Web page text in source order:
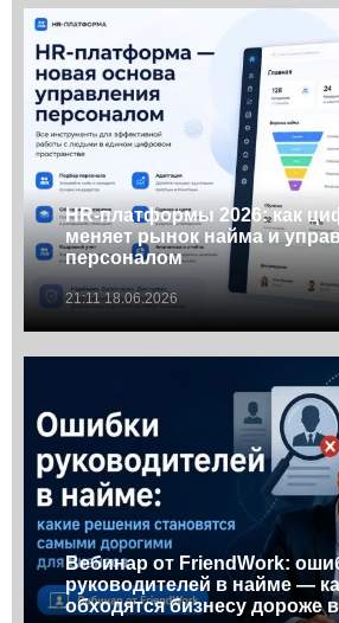
HR-платформы 2026: как
меняет рынок найма и
персоналом
21:11 18.06.2026
Вебинар от FriendWork:
руководителей в найме —
обходятся бизнесу дороже